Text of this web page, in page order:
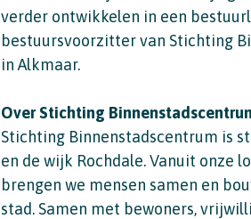
verder ontwikkelen in een
bestuursvoorzitter van Stichting
in Alkmaar.
Over Stichting
Stichting Binnenstadscentrum is
en de wijk Rochdale. Vanuit onze
brengen we mensen samen en
stad. Samen met bewoners,